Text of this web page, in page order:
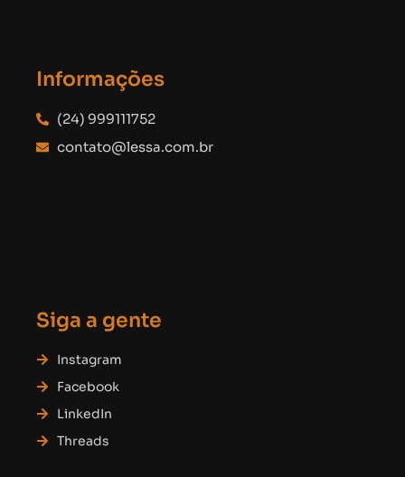
Informações
(24) 999111752
contato@lessa.com.br
Siga a gente
Instagram
Facebook
LinkedIn
Threads